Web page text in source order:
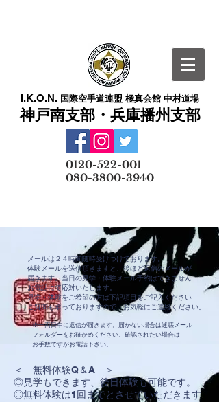
I.K.O.N. 国際空手道連盟 極真会館 中村道場
神戸南支部・兵庫播州支部
0120-522-001
080-3800-3940
メールは２４時間随時受けつけております。
体験メールを送信頂きますと、後ほど返信のメールが
届きます。当日の見学・体験メール予約はできません
お電話にて応対いたします。
見学・体験をご希望の方は下記項目をご記入ください
ご質問も承っておりますので、お気軽にご連絡ください。
※一両日中に返信が届きます。届かない場合は迷惑メール
フォルダーをお確かめく ださい。 確認されたい場合は
お手数ですがお電話下さい。
＜ 無料体験Q＆A ＞
◎見学もできます、後日体験も可能です。
◎無料体験は1回までとさせていただきます